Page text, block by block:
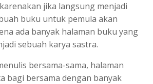
jika langsung menjadi
buku untuk pemula akan
ada banyak halaman buku yang
sebuah karya sastra.
bersama-sama, halaman
bagi bersama dengan banyak